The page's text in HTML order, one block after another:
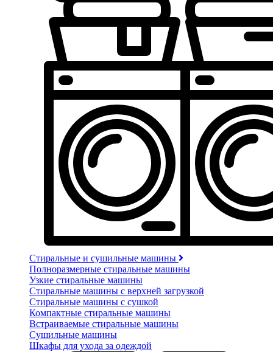
Стиральные и сушильные машины
Полноразмерные стиральные машины
Узкие стиральные машины
Стиральные машины с верхней загрузкой
Стиральные машины с сушкой
Компактные стиральные машины
Встраиваемые стиральные машины
Сушильные машины
Шкафы для ухода за одеждой